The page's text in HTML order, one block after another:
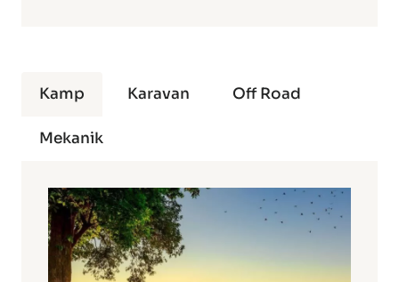
Kamp Karavan Off Road
Mekanik